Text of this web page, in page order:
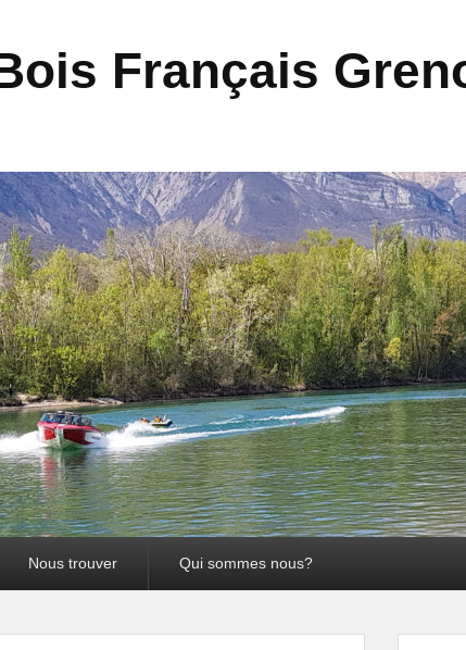
Français
Nous trouver Qui sommes nous?